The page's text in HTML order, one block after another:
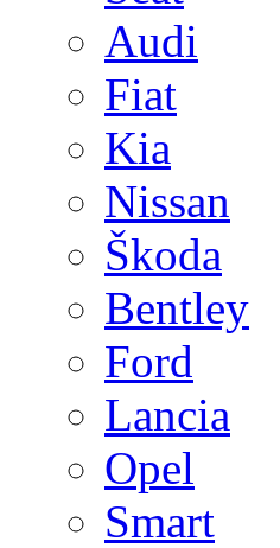
Audi
Fiat
Kia
Nissan
Škoda
Bentley
Ford
Lancia
Opel
Smart